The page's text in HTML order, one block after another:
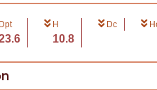
Dpt H
10.8
Dc